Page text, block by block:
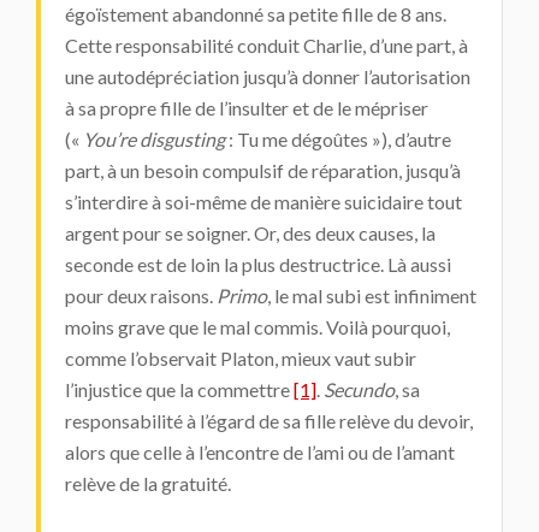
égoïstement abandonné sa petite fille de 8 ans.
Cette responsabilité conduit Charlie, d’une part, à
une autodépréciation jusqu’à donner l’autorisation
à sa propre fille de l’insulter et de le mépriser
(« You’re disgusting: Tu me dégoûtes »), d’autre
part, à un besoin compulsif de réparation, jusqu’à
s’interdire à soi-même de manière suicidaire tout
argent pour se soigner. Or, des deux causes, la
seconde est de loin la plus destructrice. Là aussi
pour deux raisons. Primo, le mal subi est infiniment
moins grave que le mal commis. Voilà pourquoi,
comme l’observait Platon, mieux vaut subir
l’injustice que la commettre[1]. Secundo, sa
responsabilité à l’égard de sa fille relève du devoir,
alors que celle à l’encontre de l’ami ou de l’amant
relève de la gratuité.